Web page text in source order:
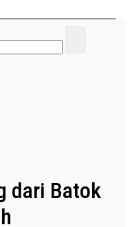
dari Batok